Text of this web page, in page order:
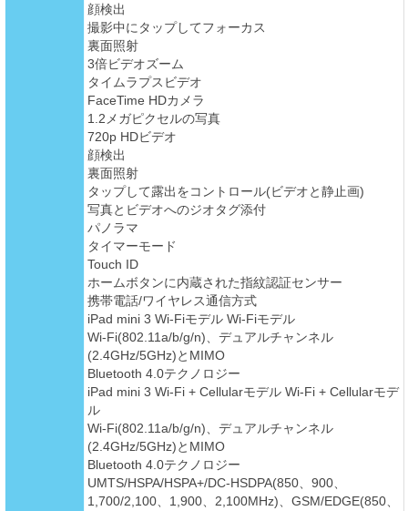
顔検出
撮影中にタップしてフォーカス
裏面照射
3倍ビデオズーム
タイムラプスビデオ
FaceTime HDカメラ
1.2メガピクセルの写真
720p HDビデオ
顔検出
裏面照射
タップして露出をコントロール(ビデオと静止画)
写真とビデオへのジオタグ添付
パノラマ
タイマーモード
Touch ID
ホームボタンに内蔵された指紋認証センサー
携帯電話/ワイヤレス通信方式
iPad mini 3 Wi-Fiモデル Wi-Fiモデル
Wi-Fi(802.11a/b/g/n)、デュアルチャンネル
(2.4GHz/5GHz)とMIMO
Bluetooth 4.0テクノロジー
iPad mini 3 Wi-Fi + Cellularモデル Wi-Fi + Cellularモデ
ル
Wi-Fi(802.11a/b/g/n)、デュアルチャンネル
(2.4GHz/5GHz)とMIMO
Bluetooth 4.0テクノロジー
UMTS/HSPA/HSPA+/DC-HSDPA(850、900、
1,700/2,100、1,900、2,100MHz)、GSM/EDGE(850、